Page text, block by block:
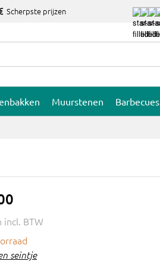
Scherpste prijzen
Muurstenen Barbecues
incl. BTW
seintje